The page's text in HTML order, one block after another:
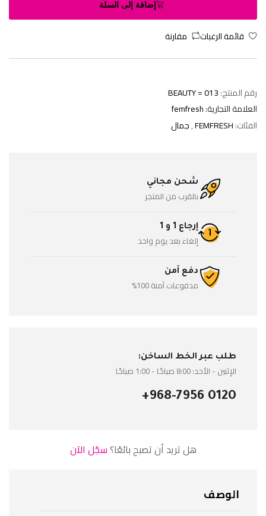
إضافة إلى السلة
قائمة الرغبات مقارنة
رقم المنتج:BEAUTY = 013
العلامة التجارية:femfresh
الفئات:FEMFRESH
,جمال
شحن مجاني
بالقرب من المتجر
إرجاع 1 و 1
إلغاء بعد يوم واحد
دفع آمن
مدفوعات آمنة 100%
طلب عبر الخط الساخن:
الإثنين - الأحد: 8:00 صباحًا - 1:00 صباحًا
+968-7956 0120
هل تريد أن تصبح بائعًا؟سجّل الآن
الوصف